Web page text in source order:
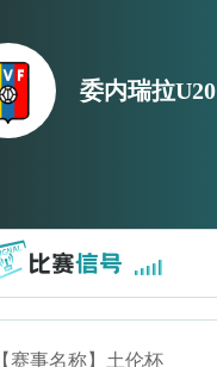
委内瑞拉U20
【赛事名称】 土伦杯